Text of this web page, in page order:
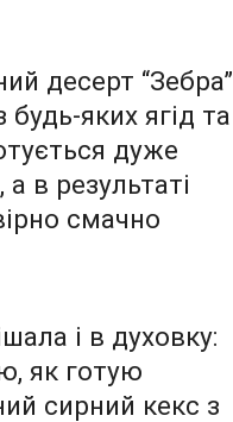
десерт “Зебра”
будь-яких ягід та
дуже
а в результаті
смачно
і в духовку:
як готую
сирний кекс з